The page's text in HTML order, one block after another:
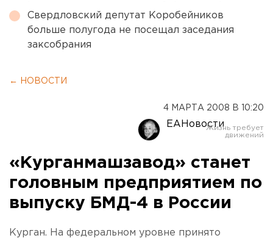
Свердловский депутат Коробейников
больше полугода не посещал заседания
заксобрания
← НОВОСТИ
4 МАРТА 2008 В 10:20
ЕАНовости
«Курганмашзавод» станет
головным предприятием по
выпуску БМД-4 в России
Курган. На федеральном уровне принято